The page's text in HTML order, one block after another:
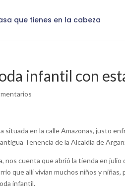
infantil con
situada en la calle Amazonas, justo
Tenencia de la Alcaldía de
nos cuenta que abrió la tienda en
que allí vivían muchos niños y
infantil.